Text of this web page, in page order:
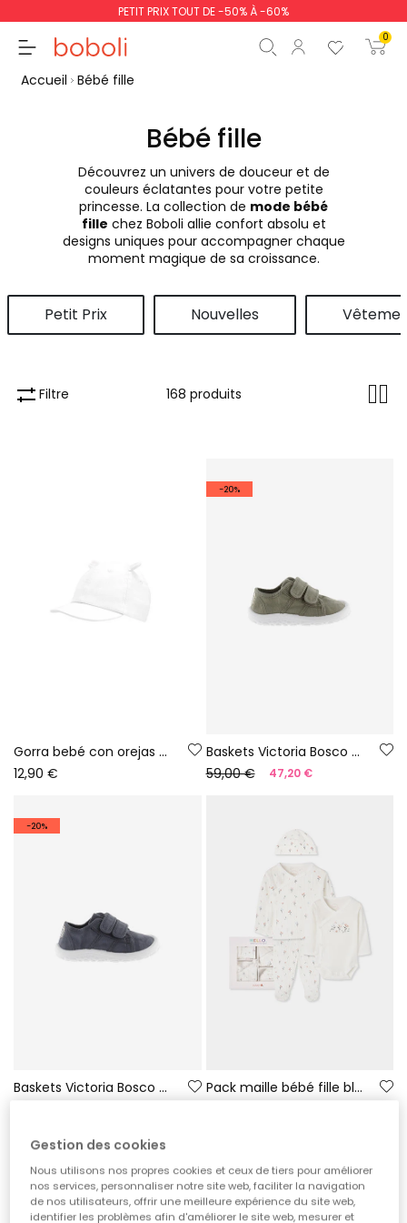
PETIT PRIX TOUT DE -50% À -60%
0
poursuit Commencer la
Accueil Bébé fille
Bébé fille
Découvrez un univers de douceur et de
couleurs éclatantes pour votre petite
princesse. La collection de mode bébé
fille chez Boboli allie confort absolu et
designs uniques pour accompagner chaque
moment magique de sa croissance.
Petit Prix Nouvelles
Filtre 168 produits
Gorra bebé con orejas blanca
12,90 €
-20%
Baskets Victoria Bosco barefoot en toile couleur aloe
59,00 €
47,20 €
-20%
Baskets Victoria Bosco barefoot en toile couleur nuit
Pack maille bébé fille blanc imprimé fleurs
Gestion des cookies
Nous utilisons nos propres cookies et ceux de tiers pour améliorer
nos services, personnaliser notre site web, faciliter la navigation
de nos utilisateurs, offrir une meilleure expérience du site web,
identifier les problèmes afin d'améliorer le site web, mesurer et